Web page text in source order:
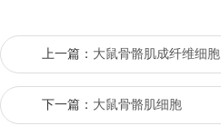
上一篇： 大鼠骨骼肌成纤维细胞
下一篇： 大鼠骨骼肌细胞